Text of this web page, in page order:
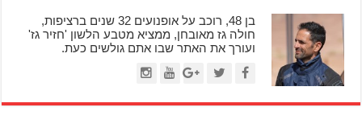
בן 48, רוכב על אופנועים 32 שנים ברציפות,
חולה גז מאובחן, ממציא מטבע הלשון 'חזיר גז'
ועורך את האתר שבו אתם גולשים כעת.